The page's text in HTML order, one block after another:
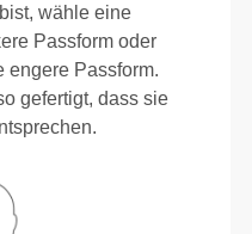
wähle eine
Passform oder
engere Passform.
gefertigt, dass sie